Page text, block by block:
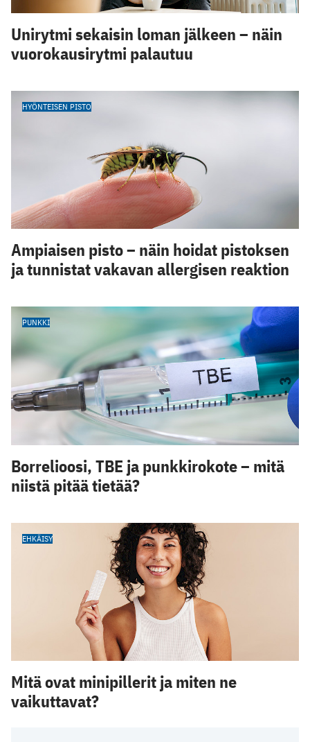
Unirytmi sekaisin loman jälkeen – näin
vuorokausirytmi palautuu
HYÖNTEISEN PISTO
Ampiaisen pisto – näin hoidat pistoksen
ja tunnistat vakavan allergisen reaktion
PUNKKI
Borrelioosi, TBE ja punkkirokote – mitä
niistä pitää tietää?
EHKÄISY
Mitä ovat minipillerit ja miten ne
vaikuttavat?